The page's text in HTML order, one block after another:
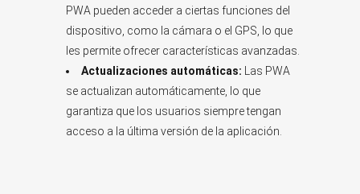
PWA pueden acceder a ciertas funciones del
dispositivo, como la cámara o el GPS, lo que
les permite ofrecer características avanzadas.
Actualizaciones automáticas: Las PWA
se actualizan automáticamente, lo que
garantiza que los usuarios siempre tengan
acceso a la última versión de la aplicación.